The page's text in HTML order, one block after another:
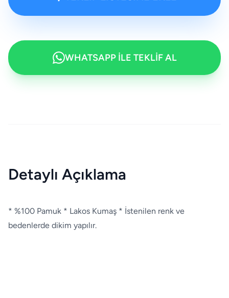
WHATSAPP İLE TEKLİF AL
Detaylı Açıklama
* %100 Pamuk * Lakos Kumaş * İstenilen renk ve
bedenlerde dikim yapılır.